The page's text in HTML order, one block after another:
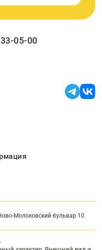
05-00
Молоковский бульвар 10